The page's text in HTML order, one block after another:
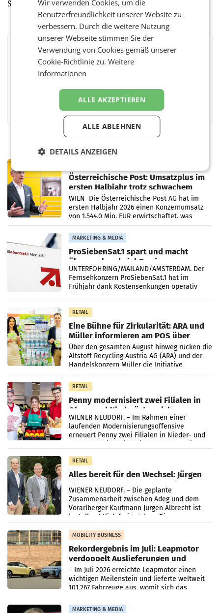
Sales Palmers. (red)
BEWERTEN SIE DIESEN ARTIKEL
MessengerWhatsAppLinkedInXING Teilen
Österreichische Post: Umsatzplus im
ersten Halbjahr trotz schwachem
Briefgeschäft
WIEN Die Österreichische Post AG hat im
ersten Halbjahr 2026 einen Konzernumsatz
von 1.544,0 Mio. EUR erwirtschaftet, was
einem Plus von 3,8 Prozent gegenüber dem
Vergleichszeitraum
MARKETING & MEDIA
ProSiebenSat.1 spart und macht
überraschend viel Gewinn
UNTERFÖHRING/MAILAND/AMSTERDAM. Der
Fernsehkonzern ProSiebenSat.1 hat im
Frühjahr dank Kostensenkungen operativ
RETAIL
Eine Bühne für Zirkularität: ARA und
Müller informieren am POS über
Kreislauffähigkeit
Über den gesamten August hinweg rücken die
Altstoff Recycling Austria AG (ARA) und der
Handelskonzern Müller die Initiative
„Kreislauf-Helden“ in allen österreichischen
Müller-Filialen
RETAIL
Penny modernisiert zwei Filialen in
Ober- und Niederösterreich
WIENER NEUDORF. – Im Rahmen einer
laufenden Modernisierungsoffensive
erneuert Penny zwei Filialen in Nieder- und
RETAIL
Alles bereit für den Wechsel: Jürgen
Albrecht setzt ab 1.1.2027 auf Adeg
WIENER NEUDORF. – Die geplante
Zusammenarbeit zwischen Adeg und dem
Vorarlberger Kaufmann Jürgen Albrecht ist
kartellrechtlich freigegeben: Die
Bundeswettbewerbsbehörde und der
Bundeskartellanwalt
MOBILITY BUSINESS
Rekordergebnis im Juli: Leapmotor
verdoppelt Auslieferungen und
überschreitet die 100.000er-Marke
– Im Juli 2026 erreichte Leapmotor einen
wichtigen Meilenstein und lieferte weltweit
101.267 Fahrzeuge aus, womit sich das
Ergebnis gegenüber Juli 2025 mehr als
verdoppelte (+102
MARKETING & MEDIA
Wir verwenden Cookies, um die
Benutzerfreundlichkeit unserer Website zu
verbessern. Durch die weitere Nutzung
unserer Webseite stimmen Sie der
Verwendung von Cookies gemäß unserer
Cookie-Richtlinie zu.Weitere
Informationen
ALLE AKZEPTIEREN
ALLE ABLEHNEN
DETAILS ANZEIGEN